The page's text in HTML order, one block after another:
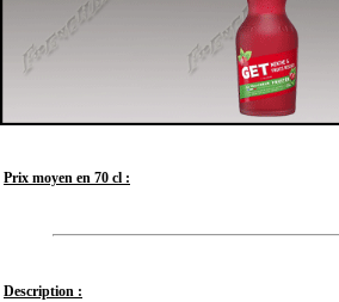
Prix moyen en 70 cl :
Description :